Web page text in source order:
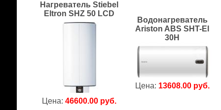
Нагреватель Stiebel
Eltron SHZ 50 LCD
Цена:46600.00 руб.
Водонагреватель
Ariston ABS SHT-El
30H
Цена: 13608.00 руб.